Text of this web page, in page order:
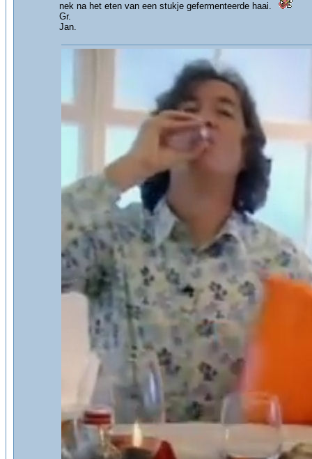
nek na het eten van een stukje gefermenteerde haai.
Gr.
Jan.